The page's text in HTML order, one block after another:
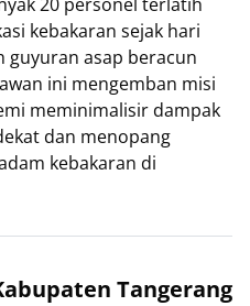
kebakaran sejak hari
guyuran asap beracun
ini mengemban misi
meminimalisir dampak
dan menopang
kebakaran di
Tangerang